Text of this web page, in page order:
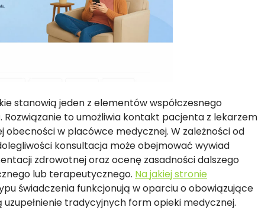
stanowią jeden z elementów współczesnego
to umożliwia kontakt pacjenta z lekarzem
obecności w placówce medycznej. W zależności od
konsultacja może obejmować wywiad
zdrowotnej oraz ocenę zasadności dalszego
lub terapeutycznego. Na jakiej stronie
świadczenia funkcjonują w oparciu o obowiązujące
tradycyjnych form opieki medycznej.